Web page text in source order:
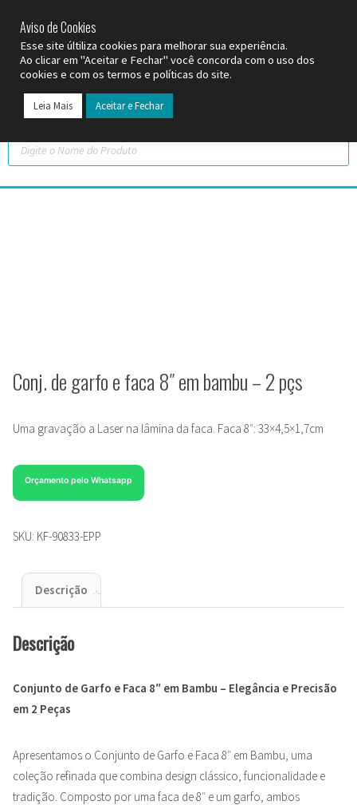
Conj. de garfo e faca 8″ em bambu – 2 pçs
Uma gravação a Laser na lâmina da faca. Faca 8″: 33×4,5×1,7cm
Orçamento pelo Whatsapp
SKU: KF-90833-EPP
Descrição
Descrição
Conjunto de Garfo e Faca 8″ em Bambu – Elegância e Precisão
em 2 Peças
Apresentamos o Conjunto de Garfo e Faca 8″ em Bambu, uma
coleção refinada que combina design clássico, funcionalidade e
tradição. Composto por uma faca de 8″ e um garfo, ambos
Aviso de Cookies
Esse site últiliza cookies para melhorar sua experiência.
Ao clicar em "Aceitar e Fechar" você concorda com o uso dos
cookies e com os termos e políticas do site.
Leia Mais Aceitar e Fechar